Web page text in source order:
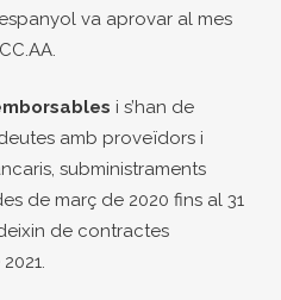
va aprovar al mes
i s’han de
amb proveïdors i
subministraments
de març de 2020 fins al 31
de contractes